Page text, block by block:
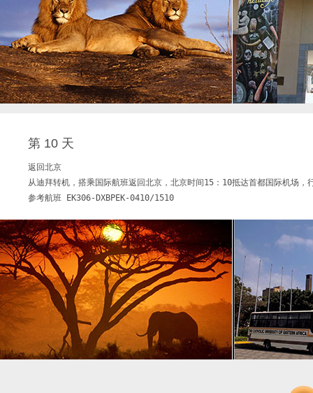
第 10 天
返回北京
从迪拜转机，搭乘国际航班返回北京，北京时间15：10抵达首都国际机场，
参考航班 EK306-DXBPEK-0410/1510